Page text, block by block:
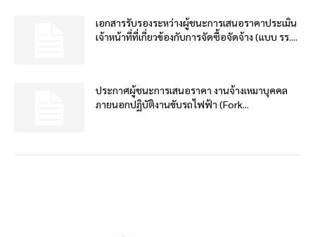
เอกสารรับรองระหว่างผู้ชนะการเสนอราคาประเมิน
เจ้าหน้าที่ที่เกี่ยวข้องกับการจัดซื้อจัดจ้าง (แบบ รร....
ประกาศผู้ชนะการเสนอราคา งานจ้างเหมาบุคคล
ภายนอกปฏิบัติงานขับรถไฟฟ้า (Fork...